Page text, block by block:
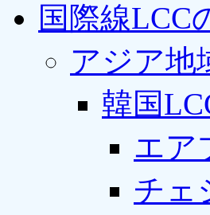
国際線LCC
アジア地
韓国
エア
チェ